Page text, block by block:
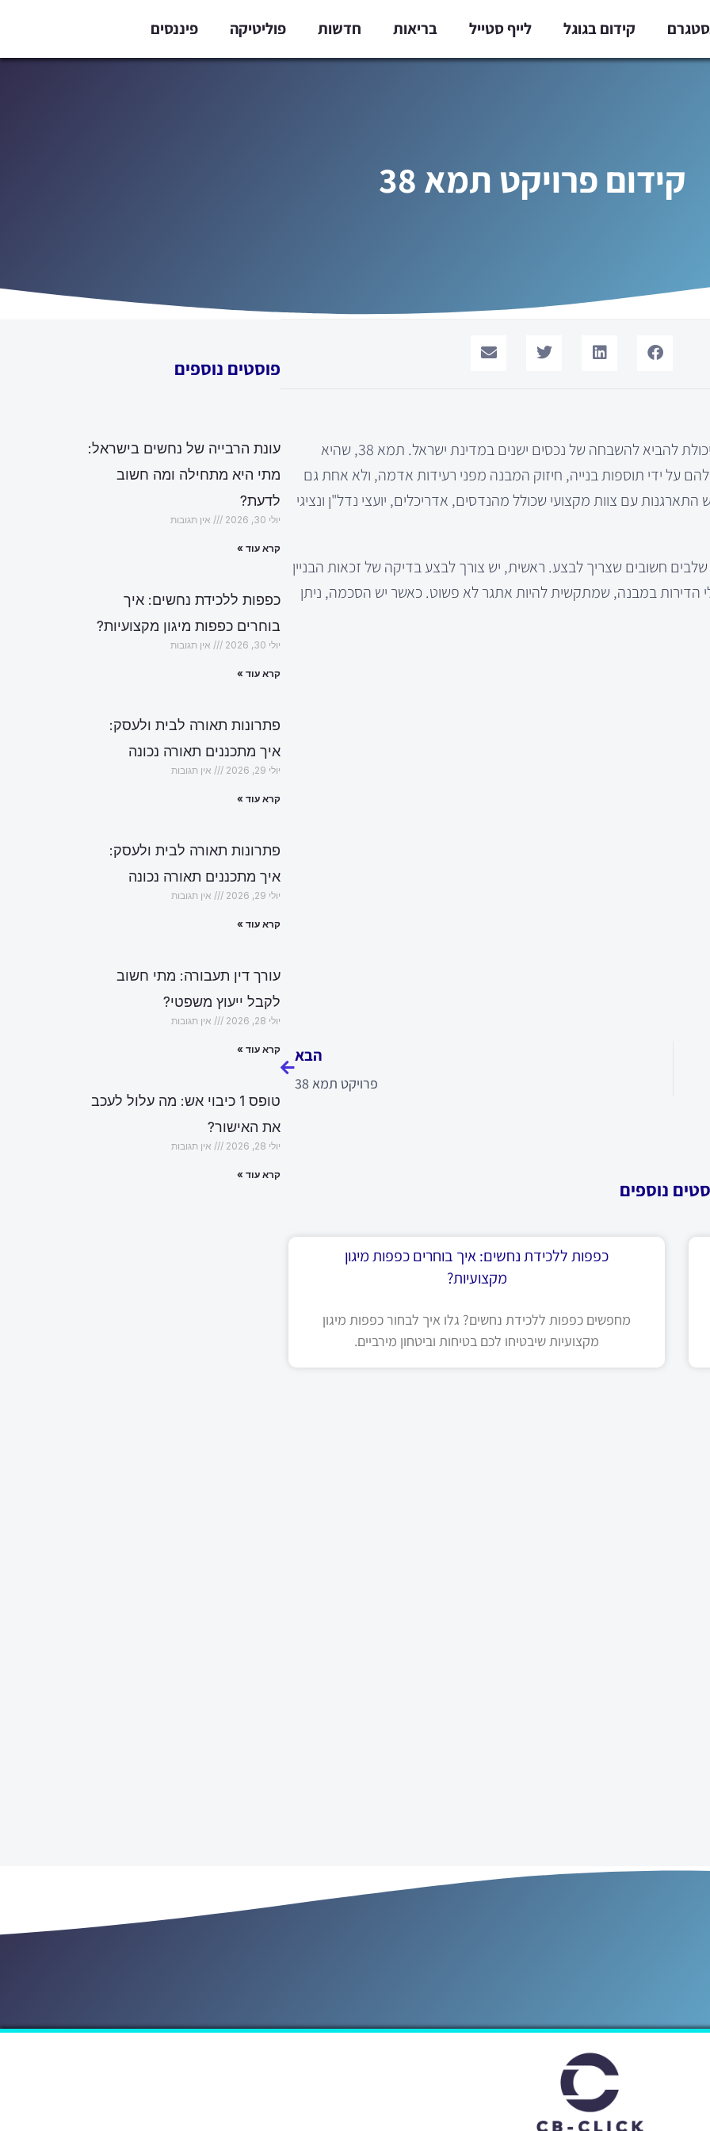
קידום בגוגל לייף סטייל בריאות חדשות פוליטיקה פיננסים
קידום פרויקט תמא 38
קידום פרויקט תמא 38 הוא תהליך קרדינלי להתחדשות עירונית ויכולת להביא להשבחה של נכסים ישנים במדינת ישראל. תמא 38, שהיא
על ידי תוספות בנייה, חיזוק המבנה מפני רעידות אדמה, ולא אחת גם
החיצונית של הבניין. קידום פרויקט תמא 38 דורש התארגנות עם צוות מקצועי שכולל מהנדסים, אדריכלים, יועצי נדל"ן ונציגי
של קידום פרויקט תמא 38, ישנם מספר שלבים חשובים שצריך לבצע. ראשית, יש צורך לבצע בדיקה של זכאות הבניין
מבעלי הדירות במבנה, שמתקשית להיות אתגר לא פשוט. כאשר יש הסכמה, ניתן
הבא
פרויקט תמא 38
הבא
נוספים
כפפות ללכידת נחשים: איך בוחרים כפפות מיגון
מקצועיות?
מחפשים כפפות ללכידת נחשים? גלו איך לבחור כפפות מיגון
מקצועיות שיבטיחו לכם בטיחות וביטחון מירביים.
פוסטים נוספים
עונת הרבייה של נחשים בישראל:
מתי היא מתחילה ומה חשוב
לדעת?
יולי 30, 2026 אין תגובות
קרא עוד »
כפפות ללכידת נחשים: איך
בוחרים כפפות מיגון מקצועיות?
יולי 30, 2026 אין תגובות
קרא עוד »
פתרונות תאורה לבית ולעסק:
איך מתכננים תאורה נכונה
יולי 29, 2026 אין תגובות
קרא עוד »
פתרונות תאורה לבית ולעסק:
איך מתכננים תאורה נכונה
יולי 29, 2026 אין תגובות
קרא עוד »
עורך דין תעבורה: מתי חשוב
לקבל ייעוץ משפטי?
יולי 28, 2026 אין תגובות
קרא עוד »
טופס 1 כיבוי אש: מה עלול לעכב
את האישור?
יולי 28, 2026 אין תגובות
קרא עוד »